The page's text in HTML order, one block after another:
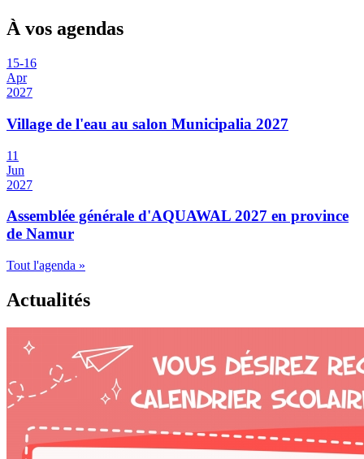
À vos agendas
15-16
Apr
2027
Village de l'eau au salon Municipalia 2027
11
Jun
2027
Assemblée générale d'AQUAWAL 2027 en province
de Namur
Tout l'agenda »
Actualités